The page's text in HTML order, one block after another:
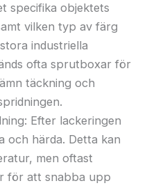
specifika objektets
vilken typ av färg
industriella
ofta sprutboxar för
täckning och
Efter lackeringen
och härda. Detta kan
men oftast
för att snabba upp